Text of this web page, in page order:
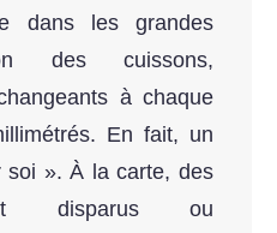
dans les grandes
des cuissons,
à chaque
En fait, un
soi ». À la carte, des
disparus ou